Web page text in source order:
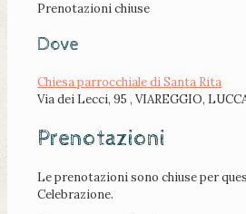
Prenotazioni chiuse
Dove
Chiesa parrocchiale di Santa Rita
Via dei Lecci, 95 , VIAREGGIO,
Prenotazioni
Le prenotazioni sono chiuse per
Celebrazione.